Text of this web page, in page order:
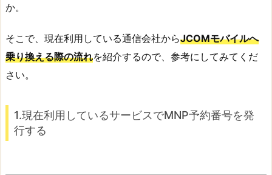
か。
そこで、現在利用している通信会社からJCOMモバイルへ
乗り換える際の流れを紹介するので、参考にしてみてくだ
さい。
1.現在利用しているサービスでMNP予約番号を発
行する